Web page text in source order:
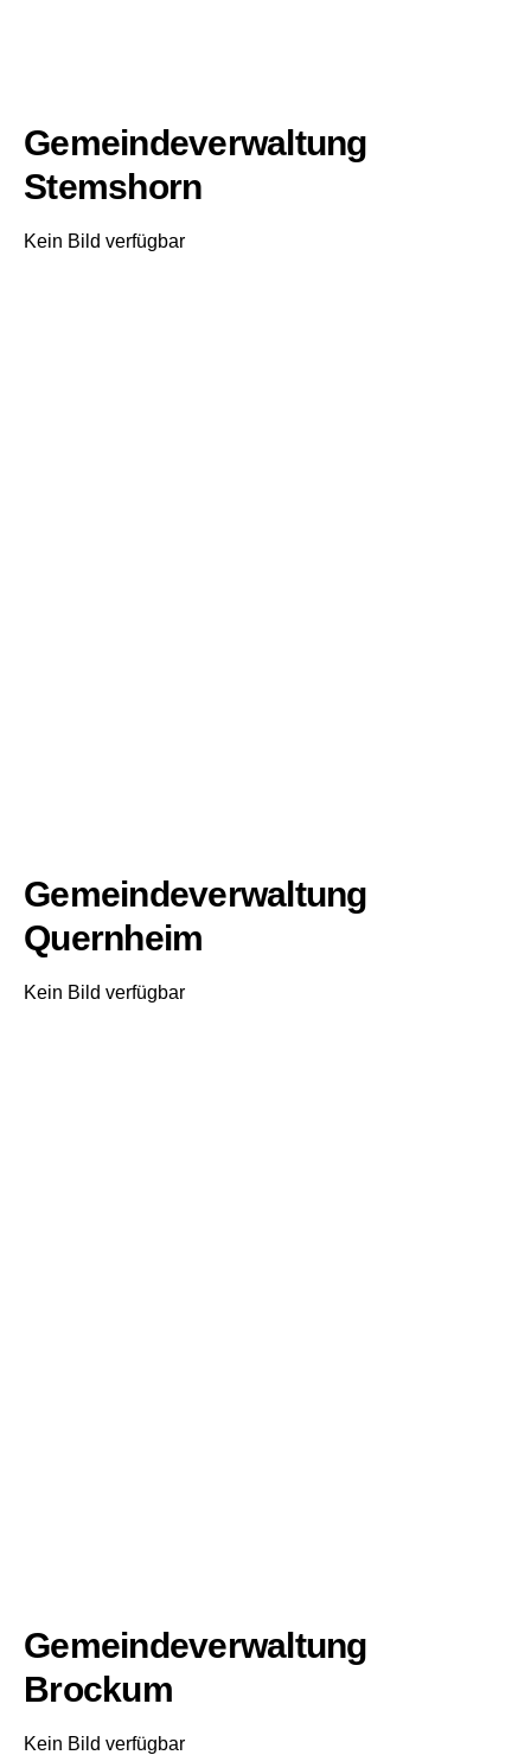
Gemeindeverwaltung
Stemshorn
Kein Bild verfügbar
Gemeindeverwaltung
Quernheim
Kein Bild verfügbar
Gemeindeverwaltung
Brockum
Kein Bild verfügbar